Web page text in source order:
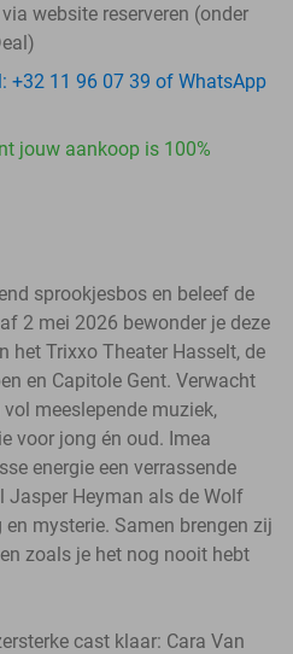
website reserveren (onder
+32 11 96 07 39 of WhatsApp
jouw aankoop is 100%
sprookjesbos en beleef de
2 mei 2026 bewonder je deze
het Trixxo Theater Hasselt, de
en Capitole Gent. Verwacht
meeslepende muziek,
voor jong én oud. Imea
energie een verrassende
Jasper Heyman als de Wolf
mysterie. Samen brengen zij
zoals je het nog nooit hebt
cast klaar: Cara Van